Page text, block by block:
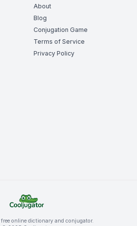
About
Blog
Conjugation Game
Terms of Service
Privacy Policy
online dictionary and conjugator.